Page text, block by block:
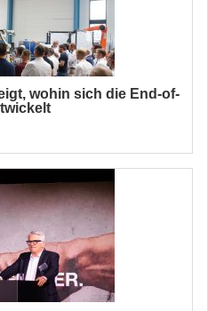
wohin sich die End-of-